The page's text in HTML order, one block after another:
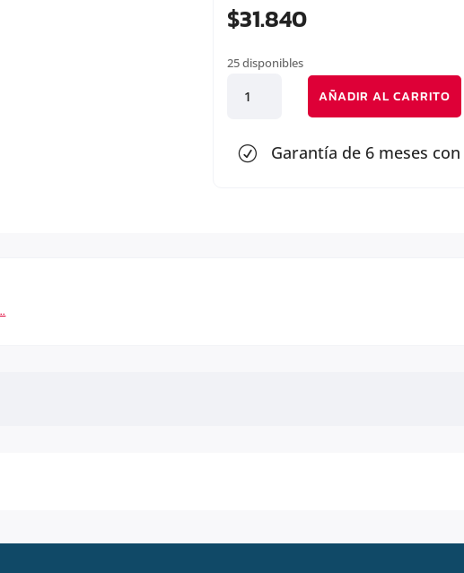
$31.840
25 disponibles
cantidad
AÑADIR AL CARRITO
R Garantía de 6 meses